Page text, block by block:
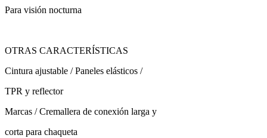
Para visión nocturna
OTRAS CARACTERÍSTICAS
Cintura ajustable / Paneles elásticos /
TPR y reflector
Marcas / Cremallera de conexión larga y
corta para chaqueta